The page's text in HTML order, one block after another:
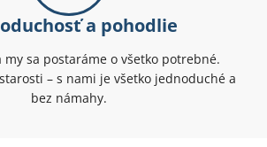
a pohodlie
my sa postaráme o všetko potrebné.
– s nami je všetko jednoduché a
bez námahy.